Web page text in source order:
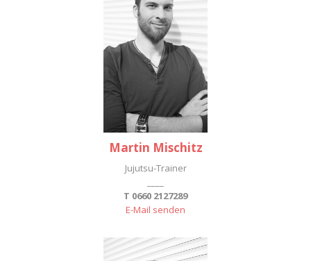
Martin Mischitz
Jujutsu-Trainer
T 0660 2127289
E-Mail senden